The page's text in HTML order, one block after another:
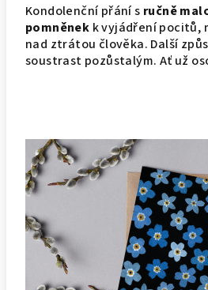
Kondolenční přání s ručně
pomněnek k vyjádření pocitů,
nad ztrátou člověka. Další
soustrast pozůstalým. Ať už